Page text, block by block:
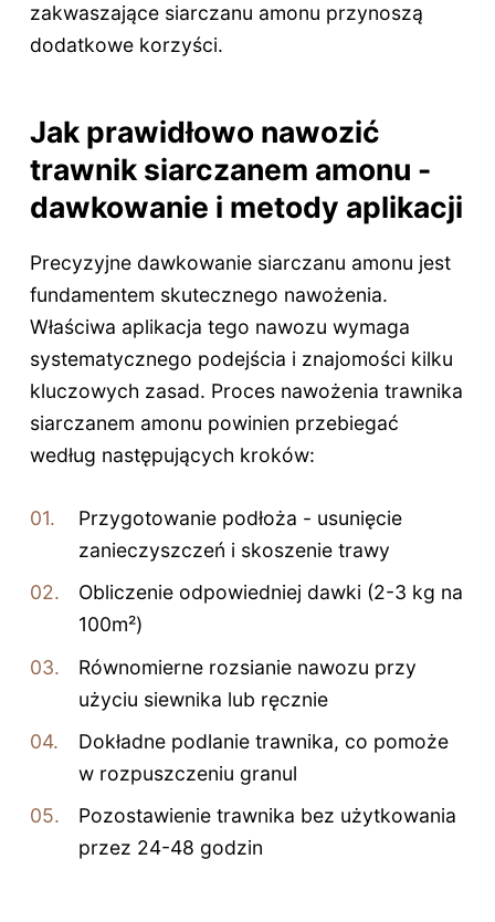
zakwaszające siarczanu amonu przynoszą
dodatkowe korzyści.
Jak prawidłowo nawozić
trawnik siarczanem amonu -
dawkowanie i metody aplikacji
Precyzyjne dawkowanie siarczanu amonu jest
fundamentem skutecznego nawożenia.
Właściwa aplikacja tego nawozu wymaga
systematycznego podejścia i znajomości kilku
kluczowych zasad. Proces nawożenia trawnika
siarczanem amonu powinien przebiegać
według następujących kroków:
Przygotowanie podłoża - usunięcie
zanieczyszczeń i skoszenie trawy
Obliczenie odpowiedniej dawki (2-3 kg na
100m²)
Równomierne rozsianie nawozu przy
użyciu siewnika lub ręcznie
Dokładne podlanie trawnika, co pomoże
w rozpuszczeniu granul
Pozostawienie trawnika bez użytkowania
przez 24-48 godzin